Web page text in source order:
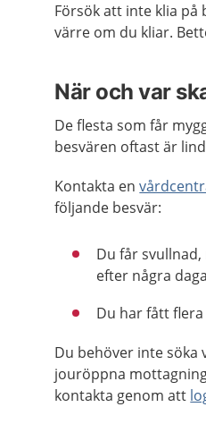
Försök att inte klia på
värre om du kliar.
När och var
De flesta som får
besvären oftast är
Kontakta en
följande besvär:
Du får
efter några
Du har fått
Du behöver inte söka
jouröppna
kontakta genom att